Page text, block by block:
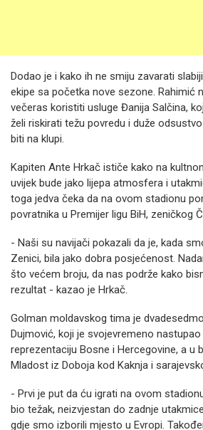
Dodao je i kako ih ne smiju zavarati
ekipe sa početka nove sezone. Rahimić
večeras koristiti usluge Đanija Salčina,
želi riskirati težu povredu i duže
biti na klupi.
Kapiten Ante Hrkač ističe kako na
uvijek bude jako lijepa atmosfera i
toga jedva čeka da na ovom stadionu
povratnika u Premijer ligu BiH, zeničkog
- Naši su navijači pokazali da je, kada
Zenici, bila jako dobra posjećenost.
što većem broju, da nas podrže kako
rezultat - kazao je Hrkač.
Golman moldavskog tima je
Dujmović, koji je svojevremeno
reprezentaciju Bosne i Hercegovine, a u
Mladost iz Doboja kod Kaknja i
- Prvi je put da ću igrati na ovom
bio težak, neizvjestan do zadnje
gdje smo izborili mjesto u Evropi.